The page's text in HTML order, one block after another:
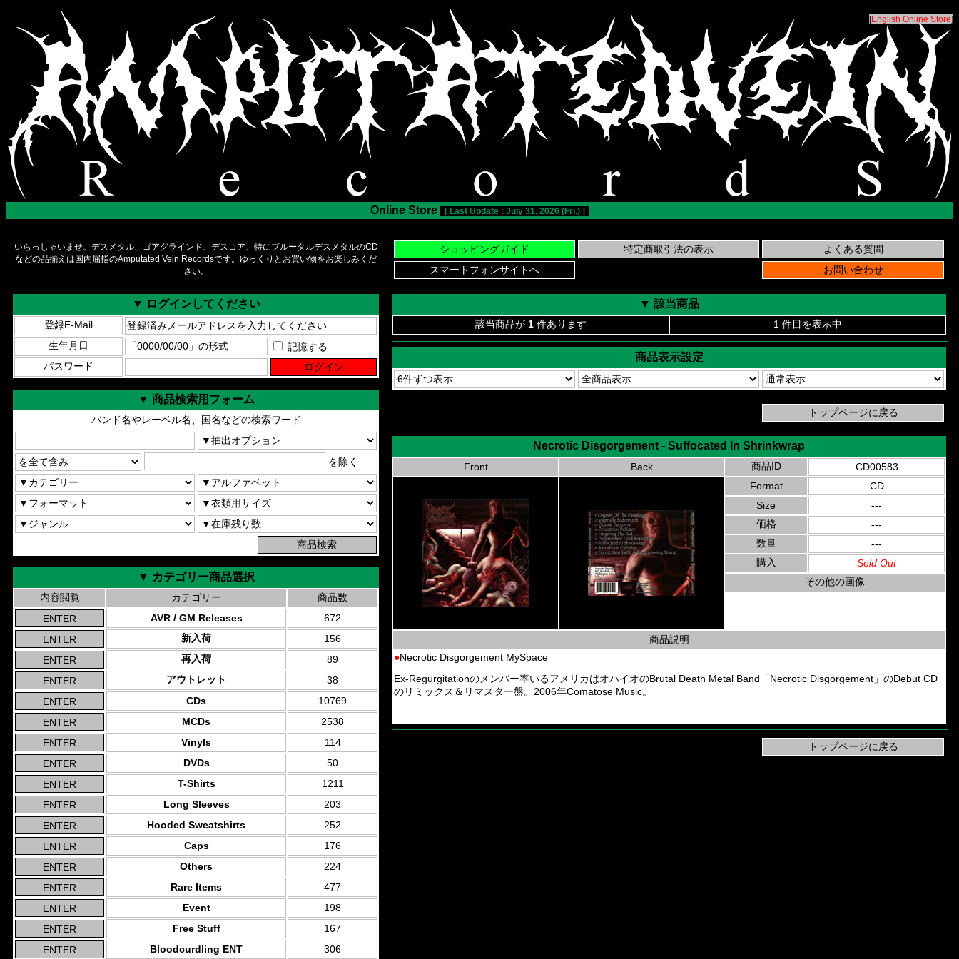
[English Online Store]
Online Store [ Last Update : July 31, 2026 (Fri.) ]
いらっしゃいませ。デスメタル、ゴアグラインド、デスコア、特にブルータルデスメタルのCD
などの品揃えは国内屈指のAmputated Vein Recordsです。ゆっくりとお買い物をお楽しみくだ
さい。
▼ ログインしてください
登録E-Mail
生年月日
記憶する
パスワード
▼ 商品検索用フォーム
バンド名やレーベル名、国名などの検索ワード
を除く
▼ カテゴリー商品選択
内容閲覧 カテゴリー
商品数
AVR / GM Releases
672
新入荷
156
再入荷
89
アウトレット
38
CDs
10769
MCDs
2538
Vinyls
114
DVDs
50
T-Shirts
1211
Long Sleeves
203
Hooded Sweatshirts
252
Caps
176
Others
224
Rare Items
477
Event
198
Free Stuff
167
Bloodcurdling ENT
306
▼ 該当商品
該当商品が 1 件あります 1 件目を表示中
商品表示設定
Necrotic Disgorgement - Suffocated In Shrinkwrap
Front Back 商品ID
CD00583
Format
CD
Size
---
価格
---
数量
---
購入
Sold Out
その他の画像
商品説明
●Necrotic Disgorgement MySpace
Ex-Regurgitationのメンバー率いるアメリカはオハイオのBrutal Death Metal Band「Necrotic Disgorgement」のDebut CD
のリミックス＆リマスター盤。2006年Comatose Music。